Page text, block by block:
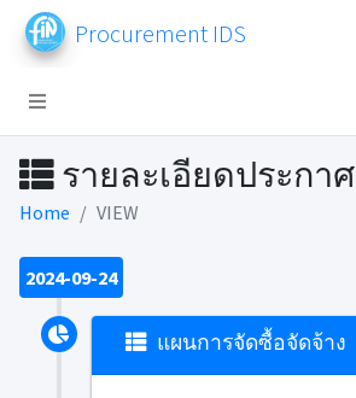
Procurement IDS
รายละเอียดประกาศ
Home VIEW
2024-09-24
แผนการจัดซื้อจัดจ้าง